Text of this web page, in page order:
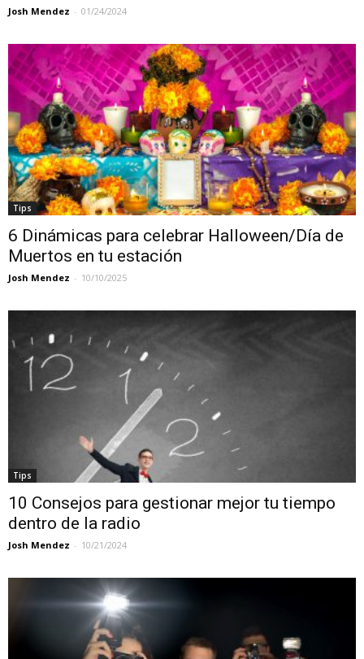
Josh Mendez - 01/24/2024
Tips
6 Dinámicas para celebrar Halloween/Día de
Muertos en tu estación
Josh Mendez - 10/10/2025
Tips
10 Consejos para gestionar mejor tu tiempo
dentro de la radio
Josh Mendez - 10/21/2024